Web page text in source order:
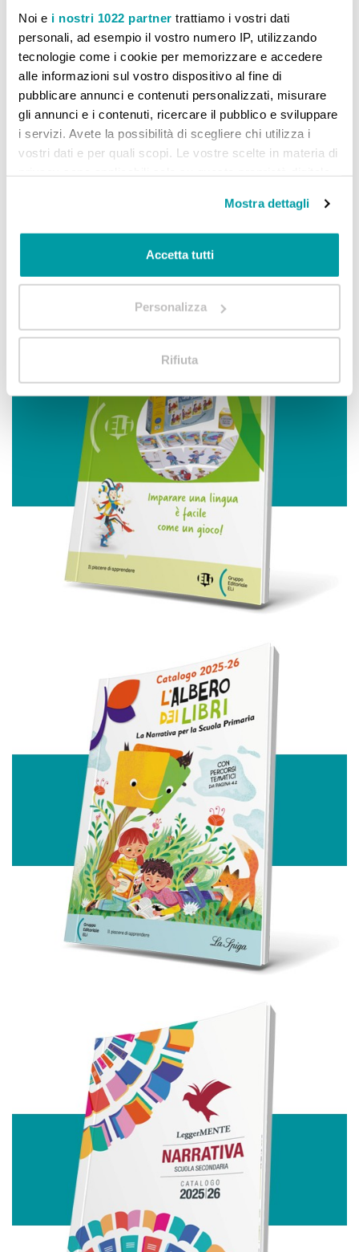
Noi e i nostri 1022 partner trattiamo i vostri dati
personali, ad esempio il vostro numero IP, utilizzando
tecnologie come i cookie per memorizzare e accedere
alle informazioni sul vostro dispositivo al fine di
pubblicare annunci e contenuti personalizzati, misurare
gli annunci e i contenuti, ricercare il pubblico e sviluppare
i servizi. Avete la possibilità di scegliere chi utilizza i
vostri dati e per quali scopi. Le vostre scelte in materia di
modificare o revocare il proprio consenso in qualsiasi
momento dalla Dichiarazione sui cookie o facendo clic
sull'icona di attivazione della privacy.
Con il tuo consenso, vorremmo anche:
raccogliere informazioni sulla tua posizione
geografica, con un'approssimazione di qualche
Identificare il tuo dispositivo, scansionandolo
attivamente alla ricerca di caratteristiche specifiche
(impronte digitali).
Approfondisci come vengono elaborati i tuoi dati personali
e imposta le tue preferenze nellasezione dettagli
modificare o ritirare il tuo consenso in qualsiasi momento
dalla Dichiarazione sui cookie.
Utilizziamo i cookie per personalizzare contenuti ed
annunci, per fornire funzionalità dei social media e per
analizzare il nostro traffico. Condividiamo inoltre
informazioni sul modo in cui utilizza il nostro sito con i
nostri partner che si occupano di analisi dei dati web,
raccolto dal suo utilizzo dei loro servizi.
Mostra dettagli
Accetta tutti
Personalizza
Rifiuta
AGGIUNGI AL CARRELLO
Aggiungi alla lista desideri Aggiungi al
Non ci sono articoli da confrontare.